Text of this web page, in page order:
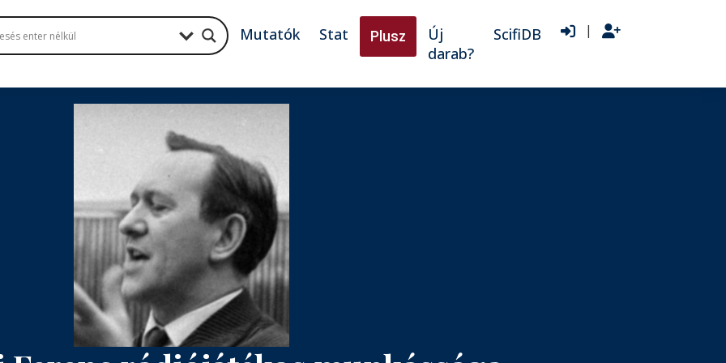
Mutatók Stat Plusz
Új
darab?
ScifiDB |